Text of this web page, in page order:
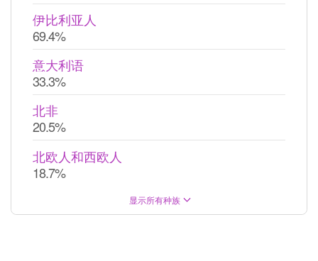
伊比利亚人
69.4%
意大利语
33.3%
北非
20.5%
北欧人和西欧人
18.7%
显示所有种族